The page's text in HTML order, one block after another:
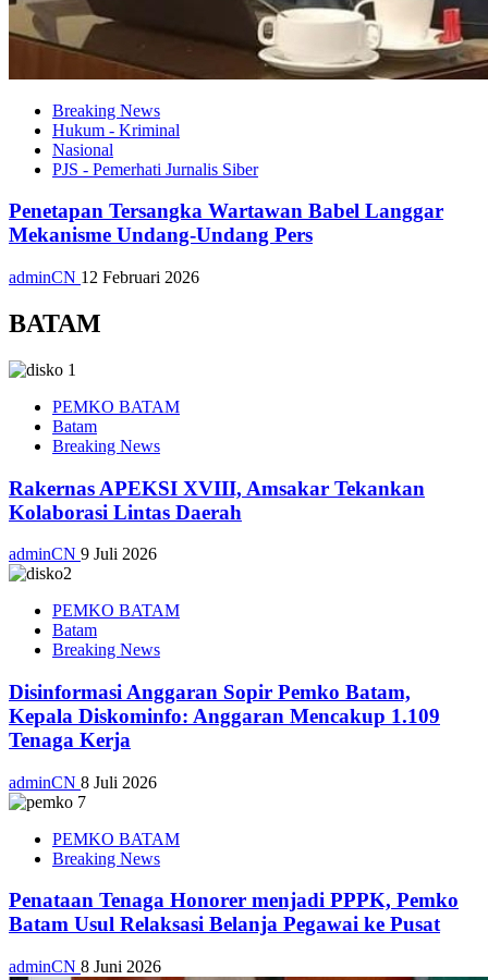
Breaking News
Hukum - Kriminal
Nasional
PJS - Pemerhati Jurnalis Siber
Penetapan Tersangka Wartawan Babel Langgar
Mekanisme Undang-Undang Pers
adminCN 12 Februari 2026
BATAM
PEMKO BATAM
Batam
Breaking News
Rakernas APEKSI XVIII, Amsakar Tekankan
Kolaborasi Lintas Daerah
adminCN 9 Juli 2026
PEMKO BATAM
Batam
Breaking News
Disinformasi Anggaran Sopir Pemko Batam,
Kepala Diskominfo: Anggaran Mencakup 1.109
Tenaga Kerja
adminCN 8 Juli 2026
PEMKO BATAM
Breaking News
Penataan Tenaga Honorer menjadi PPPK, Pemko
Batam Usul Relaksasi Belanja Pegawai ke Pusat
adminCN 8 Juni 2026